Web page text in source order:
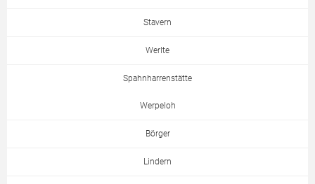
Stavern
Werlte
Spahnharrenstätte
Werpeloh
Börger
Lindern